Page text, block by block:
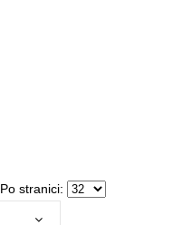
Po stranici: